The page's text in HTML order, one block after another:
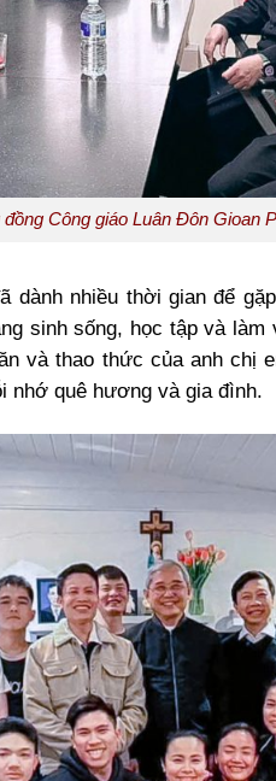
Công giáo Luân Đôn Gioan
dành nhiều thời gian để
sinh sống, học tập và
và thao thức của anh chị
nhớ quê hương và gia đình.